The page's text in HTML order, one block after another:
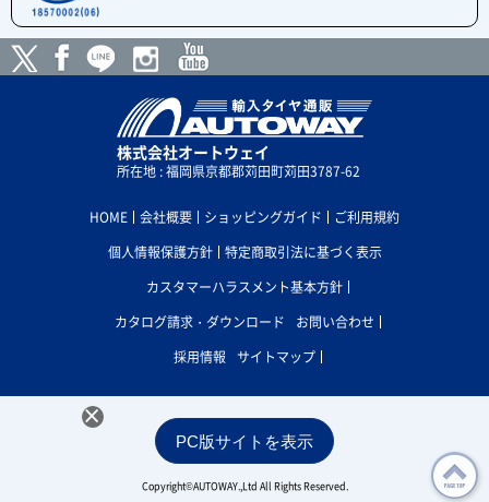
株式会社オートウェイ
所在地 : 福岡県京都郡苅田町苅田3787-62
HOME 会社概要 ショッピングガイド
ご利用規約
個人情報保護方針
特定商取引法に基づく表示
カスタマーハラスメント基本方針
カタログ請求・ダウンロード
お問い合わせ
採用情報
サイトマップ
PC版サイトを表示
Copyright©AUTOWAY.,Ltd All Rights Reserved.
×